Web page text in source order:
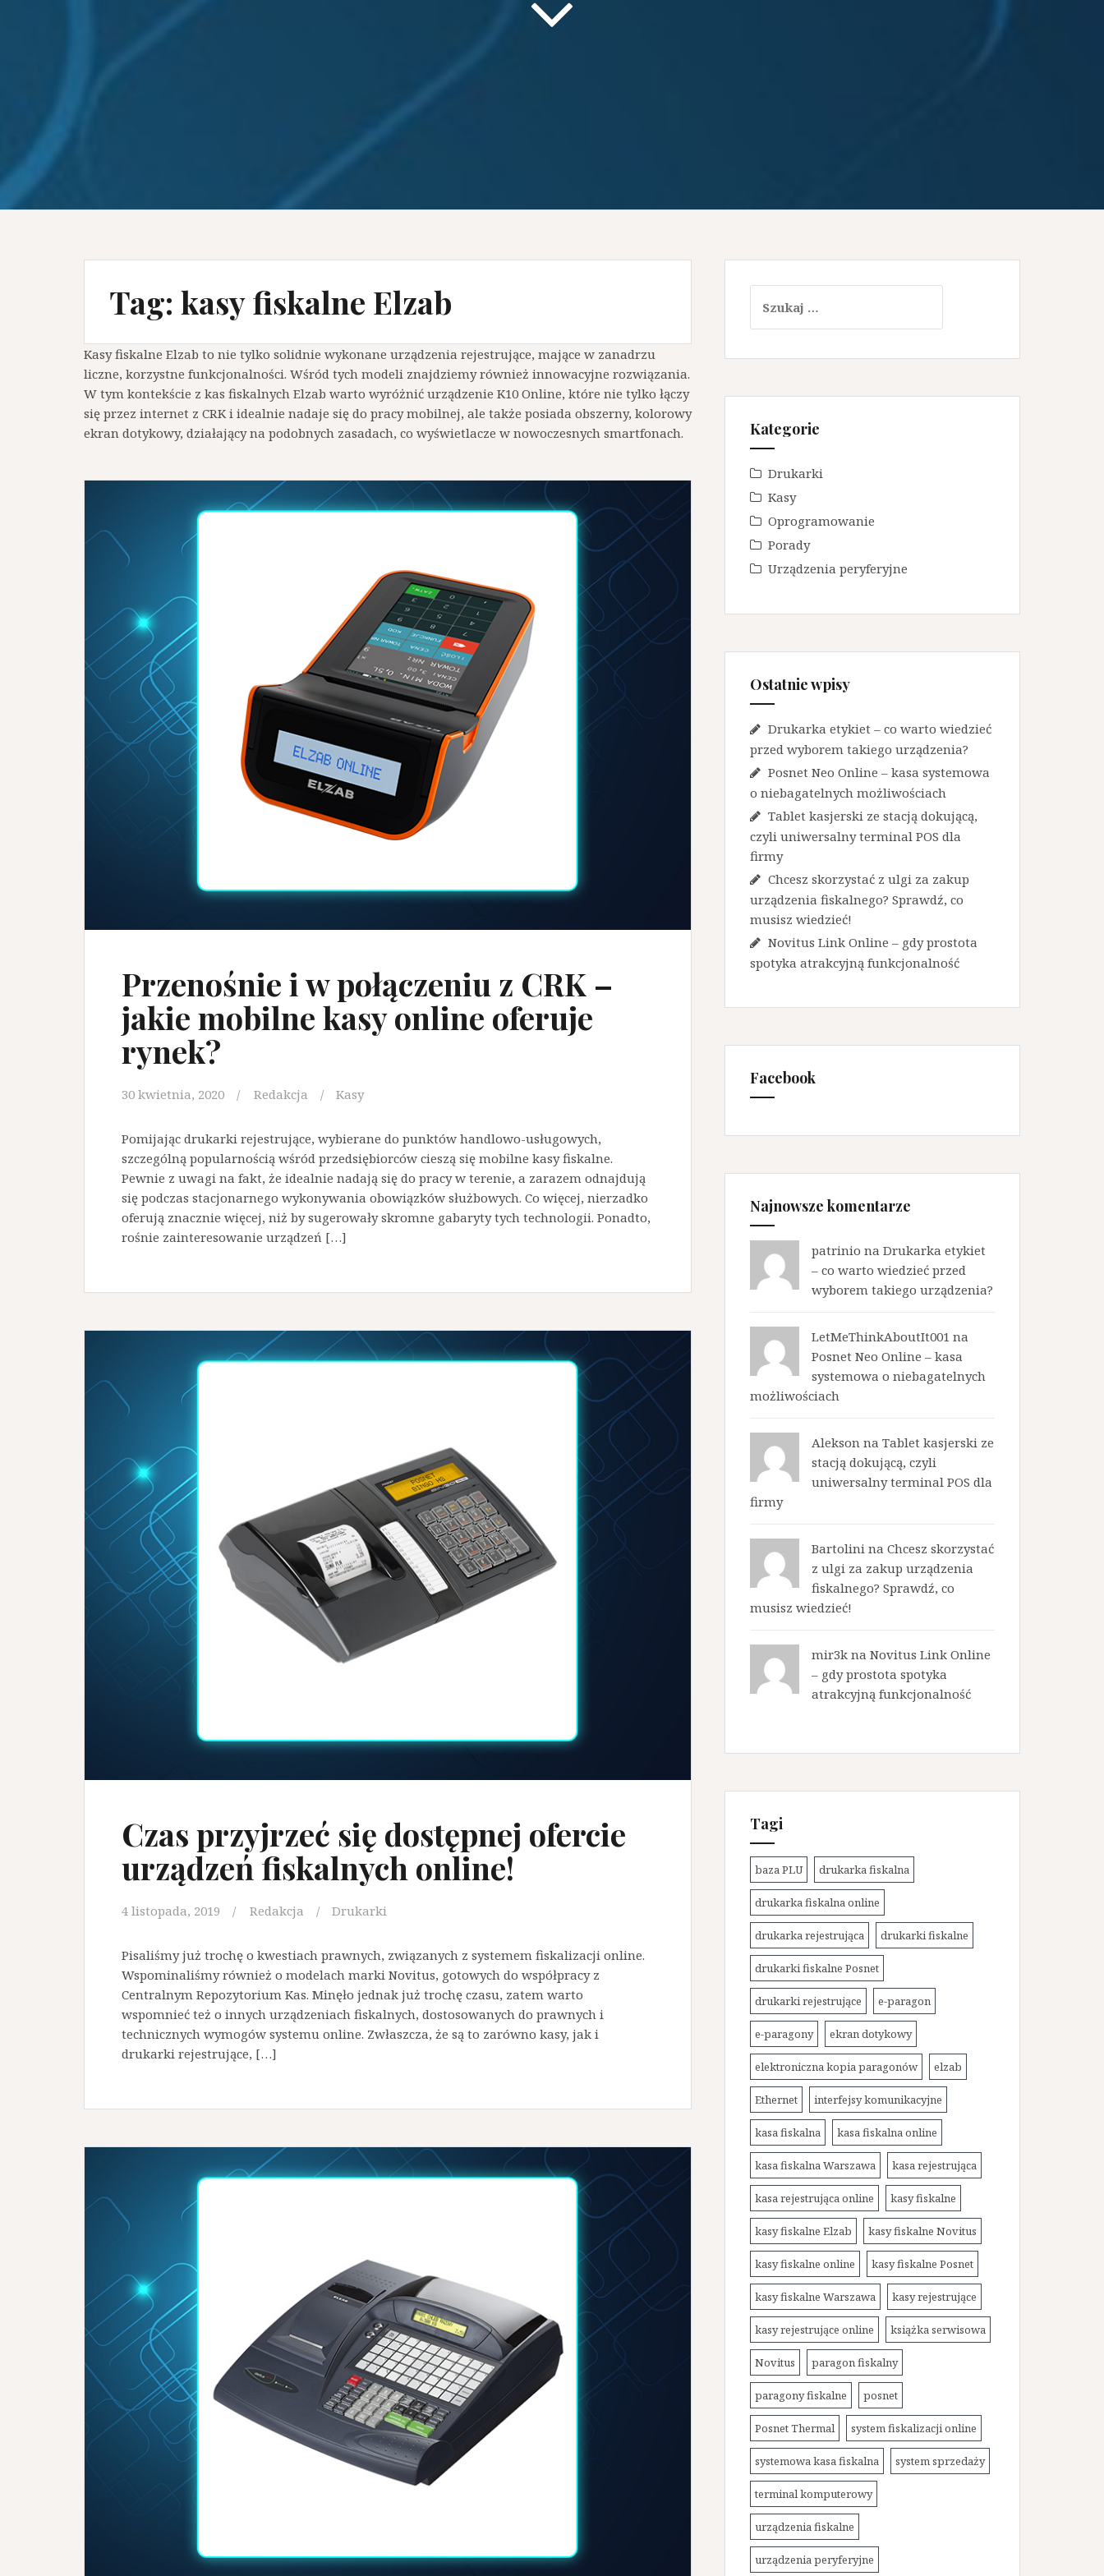
Tag: kasy fiskalne Elzab
Kasy fiskalne Elzab to nie tylko solidnie wykonane urządzenia rejestrujące, mające w zanadrzu
liczne, korzystne funkcjonalności. Wśród tych modeli znajdziemy również innowacyjne rozwiązania.
W tym kontekście z kas fiskalnych Elzab warto wyróżnić urządzenie K10 Online, które nie tylko łączy
się przez internet z CRK i idealnie nadaje się do pracy mobilnej, ale także posiada obszerny, kolorowy
ekran dotykowy, działający na podobnych zasadach, co wyświetlacze w nowoczesnych smartfonach.
Przenośnie i w połączeniu z CRK –
jakie mobilne kasy online oferuje
rynek?
30 kwietnia, 2020 Redakcja Kasy
Pomijając drukarki rejestrujące, wybierane do punktów handlowo-usługowych,
szczególną popularnością wśród przedsiębiorców cieszą się mobilne kasy fiskalne.
Pewnie z uwagi na fakt, że idealnie nadają się do pracy w terenie, a zarazem odnajdują
się podczas stacjonarnego wykonywania obowiązków służbowych. Co więcej, nierzadko
oferują znacznie więcej, niż by sugerowały skromne gabaryty tych technologii. Ponadto,
rośnie zainteresowanie urządzeń […]
Czas przyjrzeć się dostępnej ofercie
urządzeń fiskalnych online!
4 listopada, 2019 Redakcja Drukarki
Pisaliśmy już trochę o kwestiach prawnych, związanych z systemem fiskalizacji online.
Wspominaliśmy również o modelach marki Novitus, gotowych do współpracy z
Centralnym Repozytorium Kas. Minęło jednak już trochę czasu, zatem warto
wspomnieć też o innych urządzeniach fiskalnych, dostosowanych do prawnych i
technicznych wymogów systemu online. Zwłaszcza, że są to zarówno kasy, jak i
drukarki rejestrujące, […]
Kategorie
Drukarki
Kasy
Oprogramowanie
Porady
Urządzenia peryferyjne
Ostatnie wpisy
Drukarka etykiet – co warto wiedzieć
przed wyborem takiego urządzenia?
Posnet Neo Online – kasa systemowa
o niebagatelnych możliwościach
Tablet kasjerski ze stacją dokującą,
czyli uniwersalny terminal POS dla
firmy
Chcesz skorzystać z ulgi za zakup
urządzenia fiskalnego? Sprawdź, co
musisz wiedzieć!
Novitus Link Online – gdy prostota
spotyka atrakcyjną funkcjonalność
Facebook
Najnowsze komentarze
patrinio na Drukarka etykiet
– co warto wiedzieć przed
wyborem takiego urządzenia?
LetMeThinkAboutIt001 na
Posnet Neo Online – kasa
systemowa o niebagatelnych
możliwościach
Alekson na Tablet kasjerski ze
stacją dokującą, czyli
uniwersalny terminal POS dla
firmy
Bartolini na Chcesz skorzystać
z ulgi za zakup urządzenia
fiskalnego? Sprawdź, co
musisz wiedzieć!
mir3k na Novitus Link Online
– gdy prostota spotyka
atrakcyjną funkcjonalność
Tagi
baza PLU drukarka fiskalna
drukarka fiskalna online
drukarka rejestrująca drukarki fiskalne
drukarki fiskalne Posnet
drukarki rejestrujące e-paragon
e-paragony ekran dotykowy
elektroniczna kopia paragonów elzab
Ethernet interfejsy komunikacyjne
kasa fiskalna kasa fiskalna online
kasa fiskalna Warszawa kasa rejestrująca
kasa rejestrująca online kasy fiskalne
kasy fiskalne Elzab kasy fiskalne Novitus
kasy fiskalne online kasy fiskalne Posnet
kasy fiskalne Warszawa kasy rejestrujące
kasy rejestrujące online książka serwisowa
Novitus paragon fiskalny
paragony fiskalne posnet
Posnet Thermal system fiskalizacji online
systemowa kasa fiskalna system sprzedaży
terminal komputerowy
urządzenia fiskalne
urządzenia peryferyjne